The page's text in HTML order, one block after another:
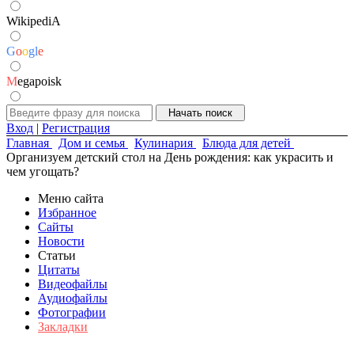
WikipediA
Google
Megapoisk
Вход | Регистрация
Главная
Дом и семья Кулинария
Блюда для детей
Организуем детский стол на День рождения: как украсить и
чем угощать?
Меню сайта
Избранное
Сайты
Новости
Статьи
Цитаты
Видеофайлы
Аудиофайлы
Фотографии
Закладки